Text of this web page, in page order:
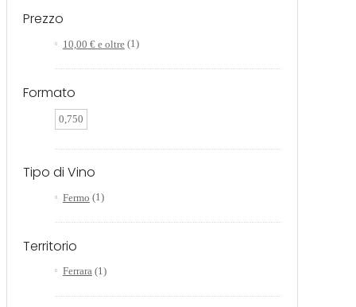
Prezzo
10,00 € e oltre (1)
Formato
0,750
Tipo di Vino
Fermo (1)
Territorio
Ferrara (1)